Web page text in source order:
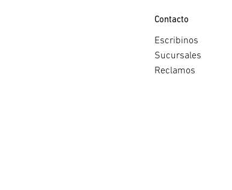
Contacto
Escribinos
Sucursales
Reclamos